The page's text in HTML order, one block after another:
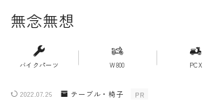
無念無想
MENU
・ホーム
バイクパーツ W800 PCX
2022.07.26 テーブル・椅子 PR